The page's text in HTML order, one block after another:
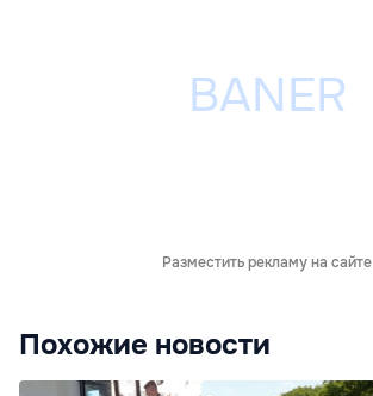
Разместить рекламу на сайте
Похожие новости